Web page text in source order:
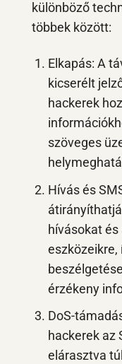
különböző
többek között:
Elkapás: A
kicserélt
hackerek
szöveges
Hívás és
hívásokat
eszközeikre,
érzékeny
DoS-
hackerek az
elárasztva